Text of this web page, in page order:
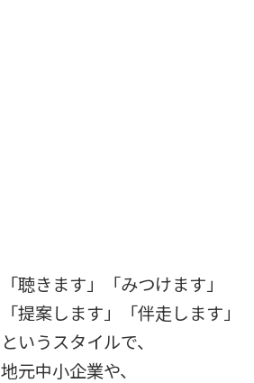
「聴きます」「みつけます」
「提案します」「伴走します」
というスタイルで、
地元中小企業や、